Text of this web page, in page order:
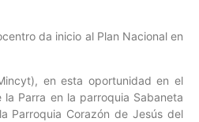
da inicio al Plan Nacional en
en esta oportunidad en el
Parra en la parroquia Sabaneta
Parroquia Corazón de Jesús del